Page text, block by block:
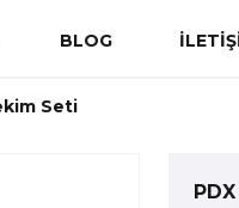
BLOG
Seti